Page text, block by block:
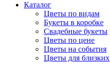
Каталог
Цветы по видам
Букеты в коробке
Свадебные букеты
Цветы по цене
Цветы на события
Цветы для близких